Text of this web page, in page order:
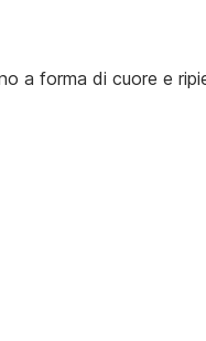
a forma di cuore e